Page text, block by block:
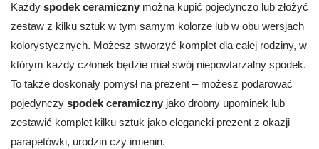
Każdy spodek ceramiczny można kupić pojedynczo lub złożyć
zestaw z kilku sztuk w tym samym kolorze lub w obu wersjach
kolorystycznych. Możesz stworzyć komplet dla całej rodziny, w
którym każdy członek będzie miał swój niepowtarzalny spodek.
To także doskonały pomysł na prezent – możesz podarować
pojedynczy spodek ceramiczny jako drobny upominek lub
zestawić komplet kilku sztuk jako elegancki prezent z okazji
parapetówki, urodzin czy imienin.